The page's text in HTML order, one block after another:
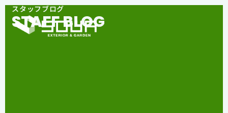
スタッフブログ
STAFF BLOG